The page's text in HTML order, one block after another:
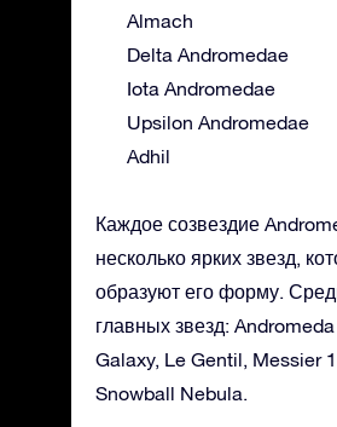
Almach
Delta Andromedae
Iota Andromedae
Upsilon Andromedae
Adhil
Каждое созвездие
несколько ярких звезд,
образуют его форму.
главных звезд:
Galaxy, Le Gentil, Messier
Snowball Nebula.